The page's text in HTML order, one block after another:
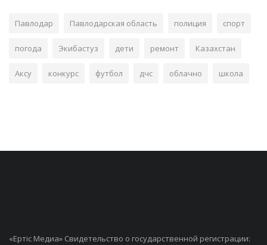
Павлодар Павлодарская область полиция спорт
погода Экибастуз дети ремонт Казахстан
Аксу конкурс футбол дчс облачно школа
«Ертiс Медиа» Свидетельство о государственной регистрации: